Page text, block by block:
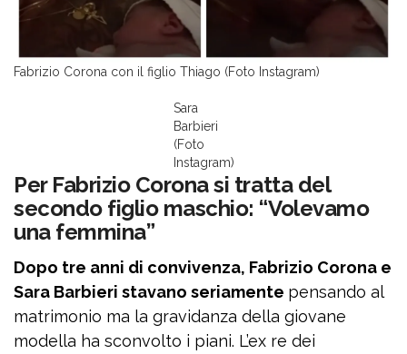
Fabrizio Corona con il figlio Thiago (Foto Instagram)
Sara
Barbieri
(Foto
Instagram)
Per Fabrizio Corona si tratta del
secondo figlio maschio: “Volevamo
una femmina”
Dopo tre anni di convivenza, Fabrizio Corona e
Sara Barbieri stavano seriamente pensando al
matrimonio ma la gravidanza della giovane
modella ha sconvolto i piani. L’ex re dei